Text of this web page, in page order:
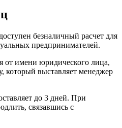
безналичный расчет для
предпринимателей.
от имени юридического лица,
который выставляет менеджер
до 3 дней. При
связавшись с